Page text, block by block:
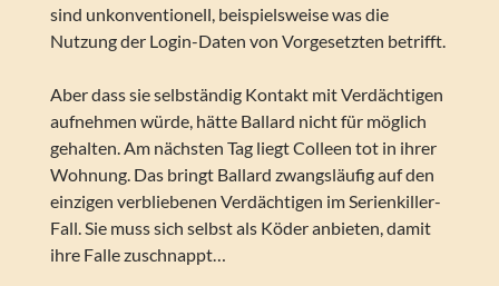
sind unkonventionell, beispielsweise was die
Nutzung der Login-Daten von Vorgesetzten betrifft.
Aber dass sie selbständig Kontakt mit Verdächtigen
aufnehmen würde, hätte Ballard nicht für möglich
gehalten. Am nächsten Tag liegt Colleen tot in ihrer
Wohnung. Das bringt Ballard zwangsläufig auf den
einzigen verbliebenen Verdächtigen im Serienkiller-
Fall. Sie muss sich selbst als Köder anbieten, damit
ihre Falle zuschnappt…